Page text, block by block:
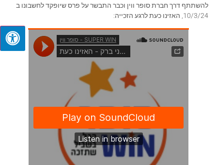
להשתתף דרך חברת סופר ווין וכבר התבשר על פרס שיופקד לחשבונו ב
10/3/24, האזינו כעת לרגע הזכייה: